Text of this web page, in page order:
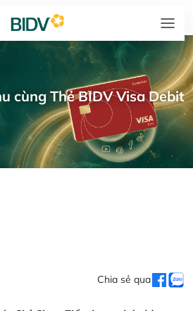
cùng Thẻ BIDV Visa Debit
Chia sẻ qua